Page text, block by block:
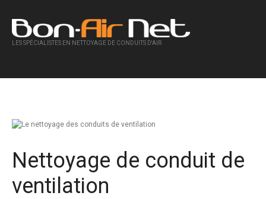
LES SPÉCIALISTES EN NETTOYAGE DE CONDUITS D'AIR
Nettoyage de conduit de
ventilation